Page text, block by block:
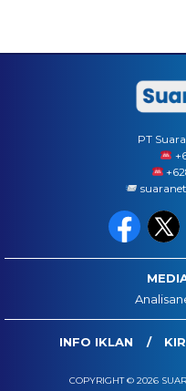
PT
INFO IKLAN
COPYRIGHT © 2026